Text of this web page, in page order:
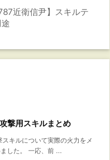
近衛信尹】スキルテ
撃用スキルまとめ
キルについて実際の火力をメ
した。 一応、前 ...